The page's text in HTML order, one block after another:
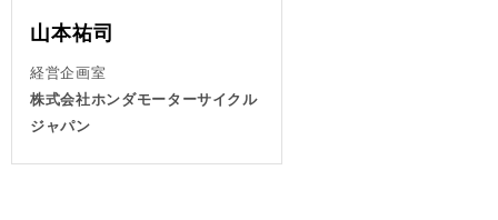
山本祐司
経営企画室
株式会社ホンダモーターサイクル
ジャパン